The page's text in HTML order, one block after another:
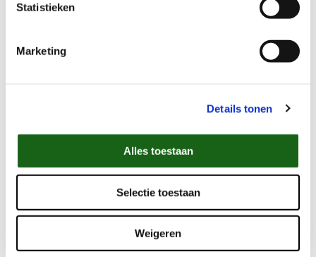
Statistieken
Marketing
Details tonen
Alles toestaan
Selectie toestaan
Weigeren
Onze preferred suppliers